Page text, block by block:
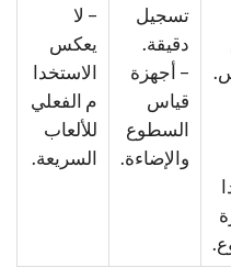
تسجيل
دقيقة.
– أجهزة
قياس
السطوع
والإضاءة.
– لا
يعكس
الاستخدا
م الفعلي
للألعاب
السريعة.